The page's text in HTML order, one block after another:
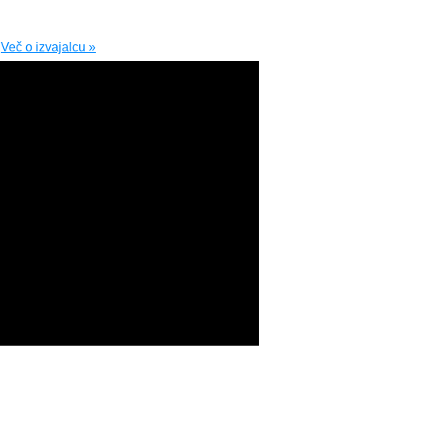
Več o izvajalcu »